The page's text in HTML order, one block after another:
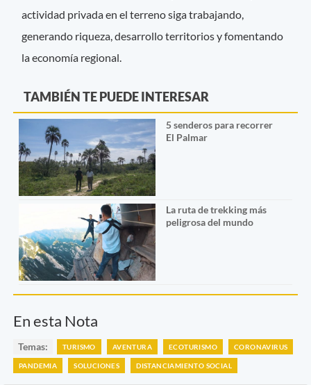
actividad privada en el terreno siga trabajando,
generando riqueza, desarrollo territorios y fomentando
la economía regional.
TAMBIÉN TE PUEDE INTERESAR
5 senderos para recorrer
El Palmar
La ruta de trekking más
peligrosa del mundo
En esta Nota
Temas: TURISMO AVENTURA ECOTURISMO CORONAVIRUS
PANDEMIA SOLUCIONES DISTANCIAMIENTO SOCIAL